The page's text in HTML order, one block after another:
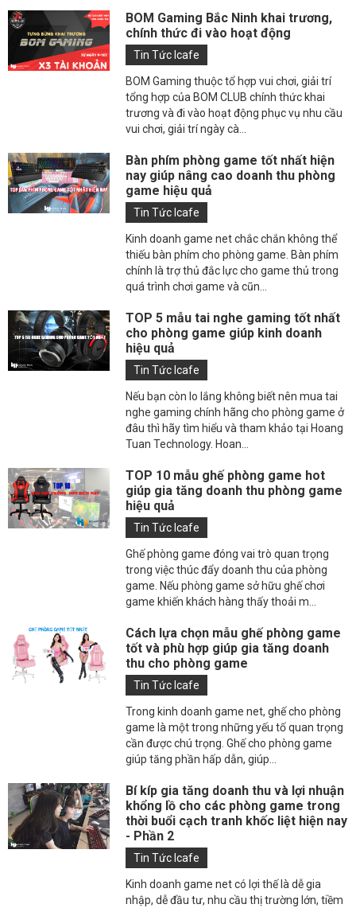
BOM Gaming Bắc Ninh khai trương,
chính thức đi vào hoạt động
Tin Tức Icafe
BOM Gaming thuộc tổ hợp vui chơi, giải trí
tổng hợp của BOM CLUB chính thức khai
trương và đi vào hoạt động phục vụ nhu cầu
vui chơi, giải trí ngày cà...
Bàn phím phòng game tốt nhất hiện
nay giúp nâng cao doanh thu phòng
game hiệu quả
Tin Tức Icafe
Kinh doanh game net chắc chắn không thể
thiếu bàn phím cho phòng game. Bàn phím
chính là trợ thủ đắc lực cho game thủ trong
quá trình chơi game và cũn...
TOP 5 mẫu tai nghe gaming tốt nhất
cho phòng game giúp kinh doanh
hiệu quả
Tin Tức Icafe
Nếu bạn còn lo lắng không biết nên mua tai
nghe gaming chính hãng cho phòng game ở
đâu thì hãy tìm hiểu và tham khảo tại Hoang
Tuan Technology. Hoan...
TOP 10 mẫu ghế phòng game hot
giúp gia tăng doanh thu phòng game
hiệu quả
Tin Tức Icafe
Ghế phòng game đóng vai trò quan trọng
trong việc thúc đẩy doanh thu của phòng
game. Nếu phòng game sở hữu ghế chơi
game khiến khách hàng thấy thoải m...
Cách lựa chọn mẫu ghế phòng game
tốt và phù hợp giúp gia tăng doanh
thu cho phòng game
Tin Tức Icafe
Trong kinh doanh game net, ghế cho phòng
game là một trong những yếu tố quan trọng
cần được chú trọng. Ghế cho phòng game
giúp tăng phần hấp dẫn, giúp...
Bí kíp gia tăng doanh thu và lợi nhuận
khổng lồ cho các phòng game trong
thời buổi cạch tranh khốc liệt hiện nay
- Phần 2
Tin Tức Icafe
Kinh doanh game net có lợi thế là dễ gia
nhập, dễ đầu tư, nhu cầu thị trường lớn, tiềm